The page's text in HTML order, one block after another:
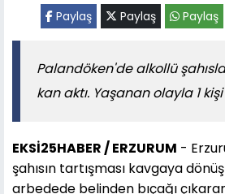
Paylaş Paylaş Paylaş
Palandöken'de alkollü
kan aktı. Yaşanan olayla 1
EKSİ25HABER / ERZURUM -
şahısın tartışması kavgaya
arbedede belinden bıçağı